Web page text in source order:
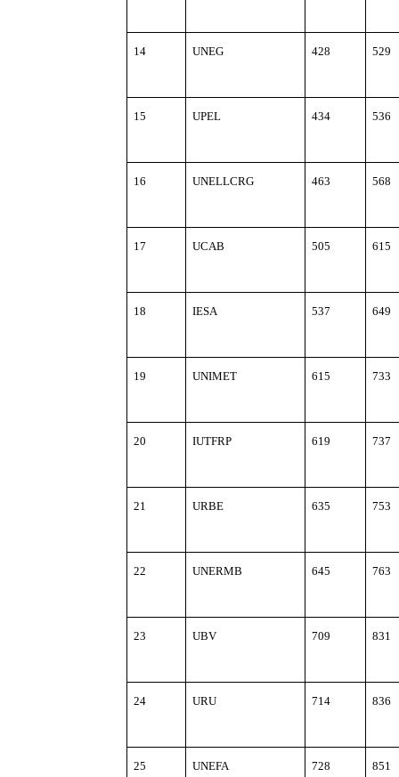
14 UNEG 428 529
15 UPEL 434 536
16 UNELLCRG 463 568
17 UCAB 505 615
18 IESA 537 649
19 UNIMET 615 733
20 IUTFRP 619 737
21 URBE 635 753
22 UNERMB 645 763
23 UBV 709 831
24 URU 714 836
25 UNEFA 728 851